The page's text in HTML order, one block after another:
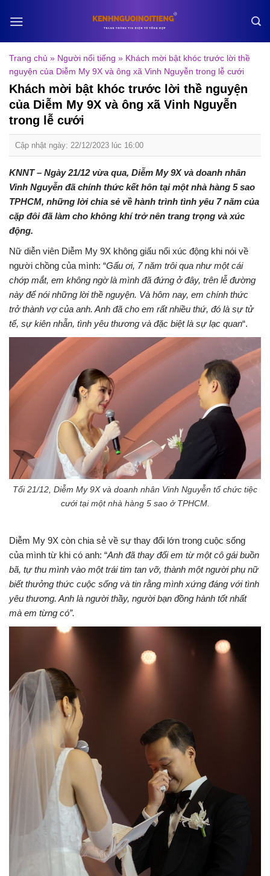
Trang chủ » Người nổi tiếng » Khách mời bật khóc trước lời thề
nguyện của Diễm My 9X và ông xã Vinh Nguyễn trong lễ cưới
Khách mời bật khóc trước lời thề nguyện
của Diễm My 9X và ông xã Vinh Nguyễn
trong lễ cưới
Cập nhật ngày: 22/12/2023 lúc 16:00
KNNT – Ngày 21/12 vừa qua, Diễm My 9X và doanh nhân
Vinh Nguyễn đã chính thức kết hôn tại một nhà hàng 5 sao
TPHCM, những lời chia sẻ về hành trình tình yêu 7 năm của
cặp đôi đã làm cho không khí trở nên trang trọng và xúc
động.
Nữ diễn viên Diễm My 9X không giấu nổi xúc động khi nói về
người chồng của mình: “Gấu ơi, 7 năm trôi qua như một cái
chớp mắt, em không ngờ là mình đã đứng ở đây, trên lễ đường
này để nói những lời thề nguyện. Và hôm nay, em chính thức
trở thành vợ của anh. Anh đã cho em rất nhiều thứ, đó là sự tử
tế, sự kiên nhẫn, tình yêu thương và đặc biệt là sự lạc quan“.
Tối 21/12, Diễm My 9X và doanh nhân Vinh Nguyễn tổ chức tiệc
cưới tại một nhà hàng 5 sao ở TPHCM.
Diễm My 9X còn chia sẻ về sự thay đổi lớn trong cuộc sống
của mình từ khi có anh: “Anh đã thay đổi em từ một cô gái buồn
bã, tự thu mình vào một trái tim tan vỡ, thành một người phụ nữ
biết thưởng thức cuộc sống và tin rằng mình xứng đáng với tình
yêu thương. Anh là người thầy, người bạn đồng hành tốt nhất
mà em từng có”.